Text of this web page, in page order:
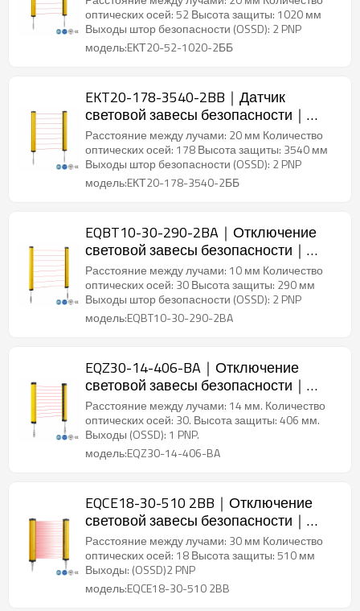
оптических осей: 52 Высота защиты: 1020 мм
Выходы штор безопасности (OSSD): 2 PNP
модель:EКТ20-52-1020-2ББ
EKT20-178-3540-2BB｜Датчик
световой завесы безопасности｜
DADISICK
Расстояние между лучами: 20 мм Количество
оптических осей: 178 Высота защиты: 3540 мм
Выходы штор безопасности (OSSD): 2 PNP
модель:EКТ20-178-3540-2ББ
EQBT10-30-290-2BA｜Отключение
световой завесы безопасности｜
DADISICK
Расстояние между лучами: 10 мм Количество
оптических осей: 30 Высота защиты: 290 мм
Выходы штор безопасности (OSSD): 2 PNP
модель:EQBT10-30-290-2BA
EQZ30-14-406-BA｜Отключение
световой завесы безопасности｜
DADISICK
Расстояние между лучами: 14 мм. Количество
оптических осей: 30. Высота защиты: 406 мм.
Выходы (OSSD): 1 PNP.
модель:EQZ30-14-406-BA
EQCE18-30-510 2BB｜Отключение
световой завесы безопасности｜
DADISICK
Расстояние между лучами: 30 мм Количество
оптических осей: 18 Высота защиты: 510 мм
Выходы: (OSSD)2 PNP
модель:EQCE18-30-510 2BB